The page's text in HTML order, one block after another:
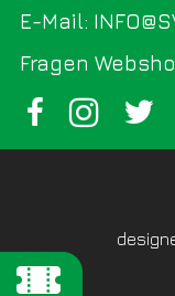
Fragen
E-Mail: